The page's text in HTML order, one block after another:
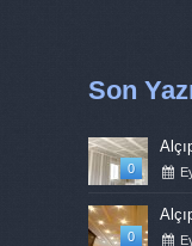
Son
0
0